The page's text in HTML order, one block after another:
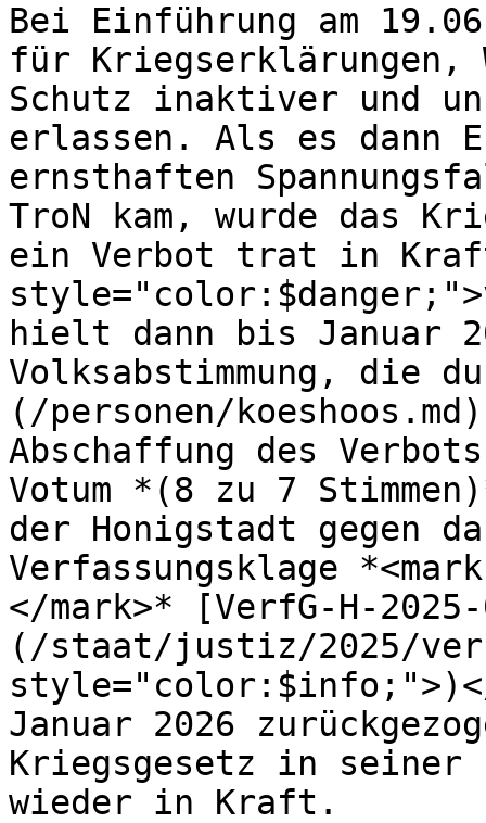
Bei Einführung am
für Kriegserklärungen,
Schutz inaktiver und
erlassen. Als es dann
ernsthaften
TroN kam, wurde das
ein Verbot trat in
hielt dann bis Januar
Volksabstimmung, die
(/personen/
Abschaffung des
Votum *(8 zu 7
der Honigstadt gegen
Verfassungsklage
</mark>* [VerfG-H-
(/staat/justiz/2025/
Januar 2026
Kriegsgesetz in seiner
wieder in Kraft.